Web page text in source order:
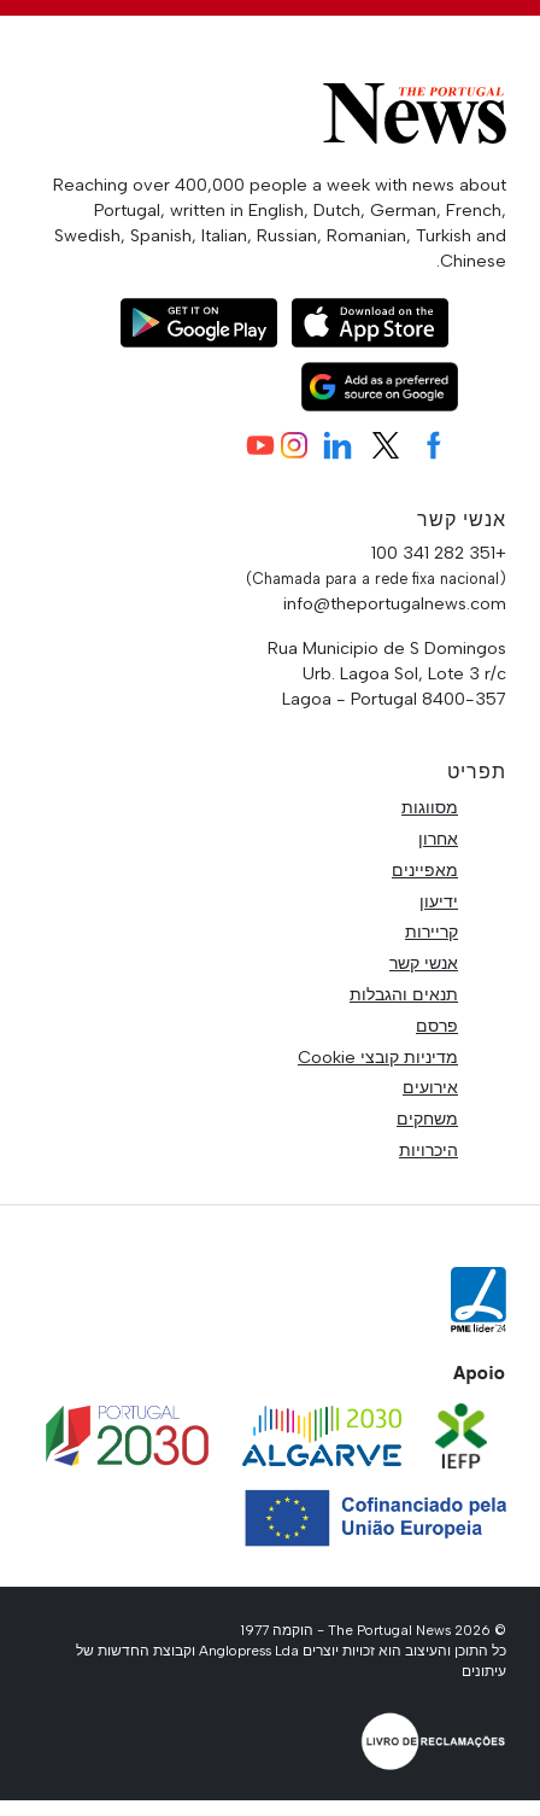
Reaching over 400,000 people a week with news about
Portugal, written in English, Dutch, German, French,
Swedish, Spanish, Italian, Russian, Romanian, Turkish and
Chinese.
אנשי קשר
+351 282 341 100
(Chamada para a rede fixa nacional)
info@theportugalnews.com
Rua Municipio de S Domingos
Urb. Lagoa Sol, Lote 3 r/c
8400-357 Lagoa - Portugal
תפריט
מסווגות
אחרון
מאפיינים
ידיעון
קריירות
אנשי קשר
תנאים והגבלות
פרסם
מדיניות קובצי Cookie
אירועים
משחקים
היכרויות
Apoio
© 2026 The Portugal News - הוקמה 1977
כל התוכן והעיצוב הוא זכויות יוצרים Anglopress Lda וקבוצת החדשות של
עיתונים